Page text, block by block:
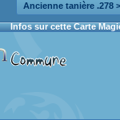
Ancienne tanière .278
Infos sur cette Carte